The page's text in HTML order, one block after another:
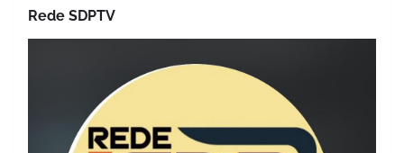
Rede SDPTV